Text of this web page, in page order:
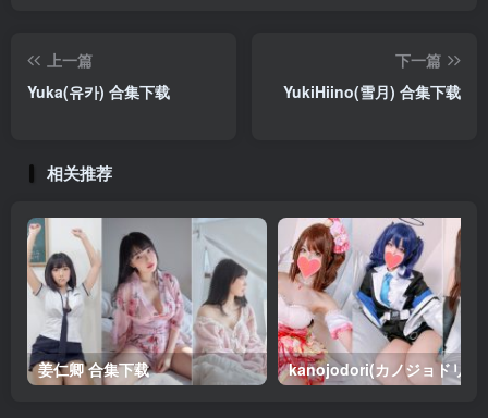
上一篇
Yuka(유카) 合集下载
下一篇
YukiHiino(雪月) 合集下载
相关推荐
姜仁卿 合集下载